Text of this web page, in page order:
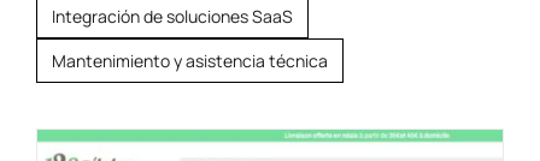
Integración de soluciones SaaS
Mantenimiento y asistencia técnica